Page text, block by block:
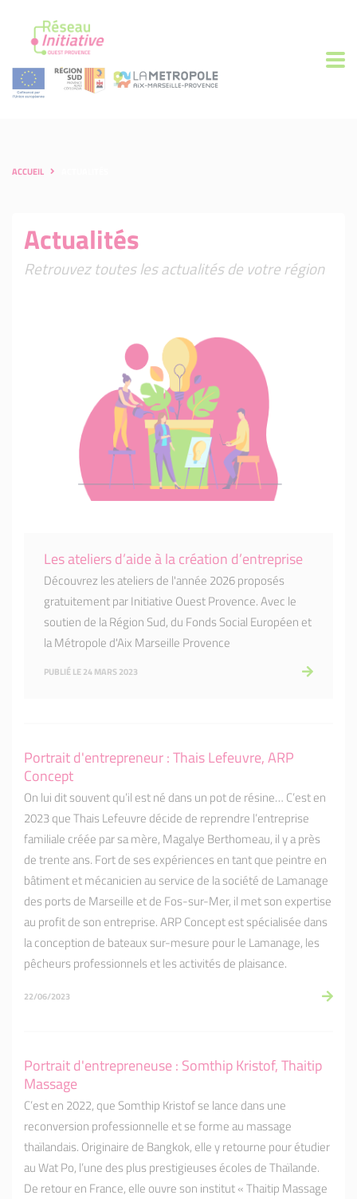
ACCUEIL
Actualités
Retrouvez toutes les actualités de votre région
Les ateliers d’aide à la création d’entreprise
Découvrez les ateliers de l'année 2026 proposés
gratuitement par Initiative Ouest Provence. Avec le
soutien de la Région Sud, du Fonds Social Européen et
la Métropole d'Aix Marseille Provence
PUBLIÉ LE 24 MARS 2023
Portrait d'entrepreneur : Thais Lefeuvre, ARP
Concept
On lui dit souvent qu’il est né dans un pot de résine… C’est en
2023 que Thais Lefeuvre décide de reprendre l’entreprise
familiale créée par sa mère, Magalye Berthomeau, il y a près
de trente ans. Fort de ses expériences en tant que peintre en
bâtiment et mécanicien au service de la société de Lamanage
des ports de Marseille et de Fos-sur-Mer, il met son expertise
au profit de son entreprise. ARP Concept est spécialisée dans
la conception de bateaux sur-mesure pour le Lamanage, les
pêcheurs professionnels et les activités de plaisance.
22/06/2023
Portrait d'entrepreneuse : Somthip Kristof, Thaitip
Massage
C’est en 2022, que Somthip Kristof se lance dans une
reconversion professionnelle et se forme au massage
thaïlandais. Originaire de Bangkok, elle y retourne pour étudier
au Wat Po, l’une des plus prestigieuses écoles de Thaïlande.
De retour en France, elle ouvre son institut « Thaitip Massage